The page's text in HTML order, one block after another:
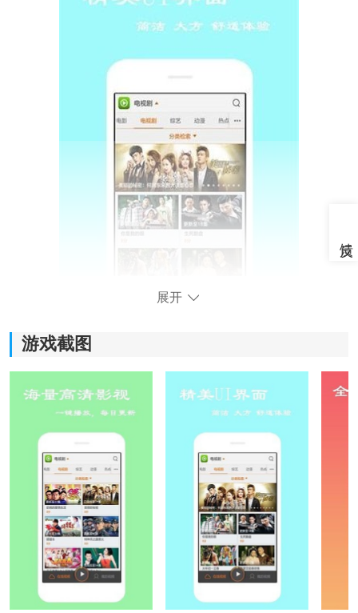
丫丫影院app特色：
1. 内容类型比较全，不管是电影、电视剧还是综艺、动
漫，都能在一个地方找到，不需要来回切换多个平台。
2. 分类做得比较清晰，如果不知道看什么，可以直接从
分类或者专题里慢慢挑，找内容不会太费劲。
3. 页面整体比较简单，没有复杂操作，新用户打开之后
也能很快上手使用。
展开
游戏截图